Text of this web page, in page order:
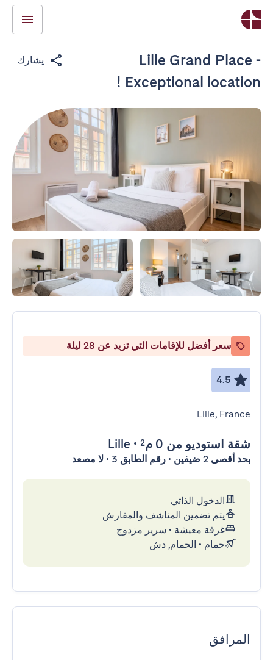
Lille Grand Place -
Exceptional location !
يشارك
سعر أفضل للإقامات التي تزيد عن 28 ليلة
4.5
Lille, France
شقة استوديو من 0 م² •
Lille
بحد أقصى 2 ضيفين • رقم الطابق 3 • لا مصعد
الدخول الذاتي
يتم تضمين المناشف والمفارش
غرفة معيشة • سرير مزدوج
حمام • الحمام, دش
المرافق